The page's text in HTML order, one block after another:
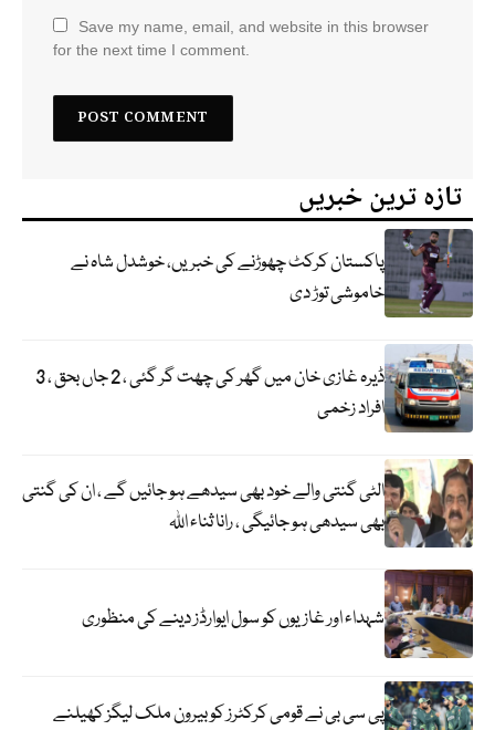
Save my name, email, and website in this browser
for the next time I comment.
تازہ ترین خبریں
پاکستان کرکٹ چھوڑنے کی خبریں، خوشدل شاہ نے
خاموشی توڑ دی
ڈیرہ غازی خان میں گھر کی چھت گر گئی ، 2 جاں بحق ، 3
افراد زخمی
الٹی گنتی والے خود بھی سیدھے ہو جائیں گے ، ان کی گنتی
بھی سیدھی ہو جائیگی ، رانا ثناء اللہ
شہداء اور غازیوں کو سول ایوارڈز دینے کی منظوری
پی سی بی نے قومی کرکٹرز کو بیرون ملک لیگز کھیلنے